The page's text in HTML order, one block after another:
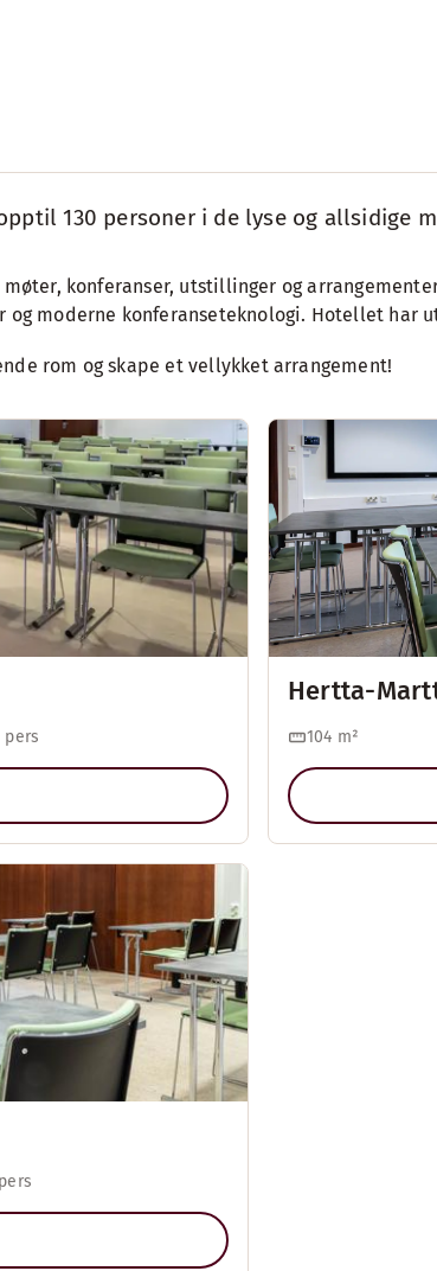
130 personer i de lyse og allsidige
konferanser, utstillinger og
moderne konferanseteknologi. Hotellet har
rom og skape et vellykket arrangement!
pers
Hertta-
104 m²